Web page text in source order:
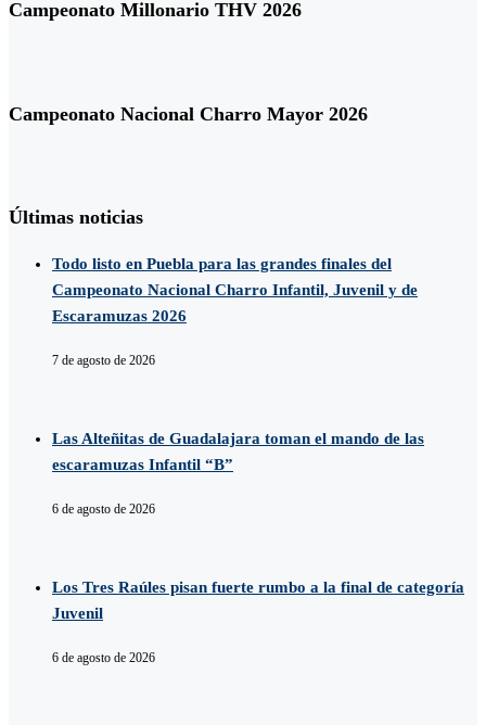
Campeonato Millonario THV 2026
Campeonato Nacional Charro Mayor 2026
Últimas noticias
Todo listo en Puebla para las grandes finales del
Campeonato Nacional Charro Infantil, Juvenil y de
Escaramuzas 2026
7 de agosto de 2026
Las Alteñitas de Guadalajara toman el mando de las
escaramuzas Infantil “B”
6 de agosto de 2026
Los Tres Raúles pisan fuerte rumbo a la final de categoría
Juvenil
6 de agosto de 2026